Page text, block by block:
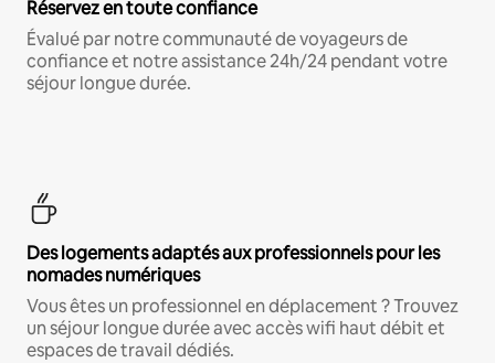
Réservez en toute confiance
Évalué par notre communauté de voyageurs de
confiance et notre assistance 24h/24 pendant votre
séjour longue durée.
Des logements adaptés aux professionnels pour les
nomades numériques
Vous êtes un professionnel en déplacement ? Trouvez
un séjour longue durée avec accès wifi haut débit et
espaces de travail dédiés.